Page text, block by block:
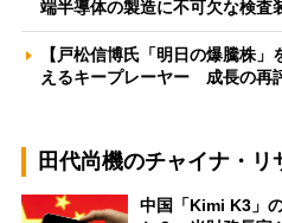
端半導体の製造に不可欠な検査
【戸松信博氏「明日の爆騰株
えるキープレーヤー 成長の再
田代尚機のチャイナ・リ
中国「Kimi K3」